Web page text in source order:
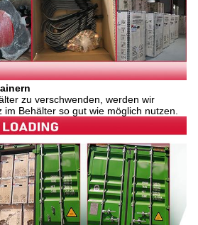
zu verschwenden, werden wir
Behälter so gut wie möglich nutzen.